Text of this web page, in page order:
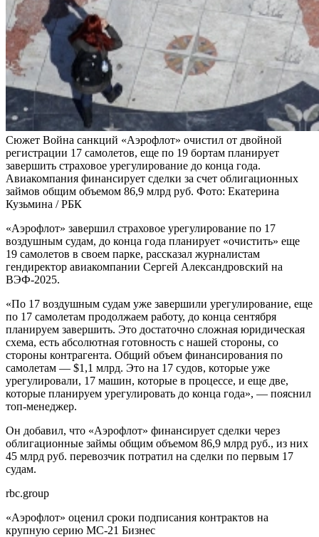
Сюжет Война санкций «Аэрофлот» очистил от двойной
регистрации 17 самолетов, еще по 19 бортам планирует
завершить страховое урегулирование до конца года.
Авиакомпания финансирует сделки за счет облигационных
займов общим объемом 86,9 млрд руб. Фото: Екатерина
Кузьмина / РБК
«Аэрофлот» завершил страховое урегулирование по 17
воздушным судам, до конца года планирует «очистить» еще
19 самолетов в своем парке, рассказал журналистам
гендиректор авиакомпании Сергей Александровский на
ВЭФ-2025.
«По 17 воздушным судам уже завершили урегулирование, еще
по 17 самолетам продолжаем работу, до конца сентября
планируем завершить. Это достаточно сложная юридическая
схема, есть абсолютная готовность с нашей стороны, со
стороны контрагента. Общий объем финансирования по
самолетам — $1,1 млрд. Это на 17 судов, которые уже
урегулировали, 17 машин, которые в процессе, и еще две,
которые планируем урегулировать до конца года», — пояснил
топ-менеджер.
Он добавил, что «Аэрофлот» финансирует сделки через
облигационные займы общим объемом 86,9 млрд руб., из них
45 млрд руб. перевозчик потратил на сделки по первым 17
судам.
rbc.group
«Аэрофлот» оценил сроки подписания контрактов на
крупную серию МС-21 Бизнес